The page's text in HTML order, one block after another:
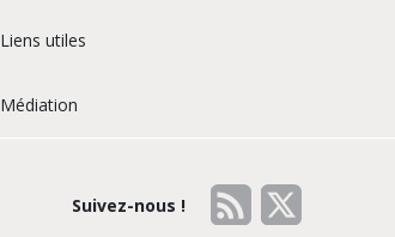
Liens utiles
Médiation
Suivez-nous !